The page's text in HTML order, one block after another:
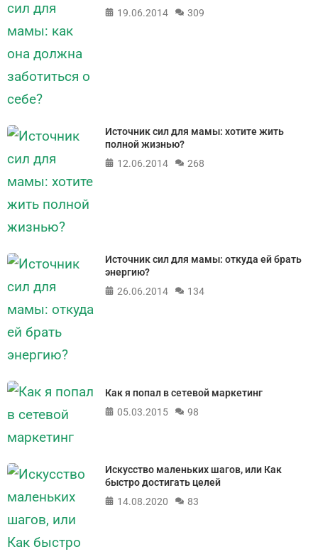
19.06.2014
309
Источник сил для мамы: хотите жить
полной жизнью?
12.06.2014
268
Источник сил для мамы: откуда ей брать
энергию?
26.06.2014
134
Как я попал в сетевой маркетинг
05.03.2015
98
Искусство маленьких шагов, или Как
быстро достигать целей
14.08.2020
83